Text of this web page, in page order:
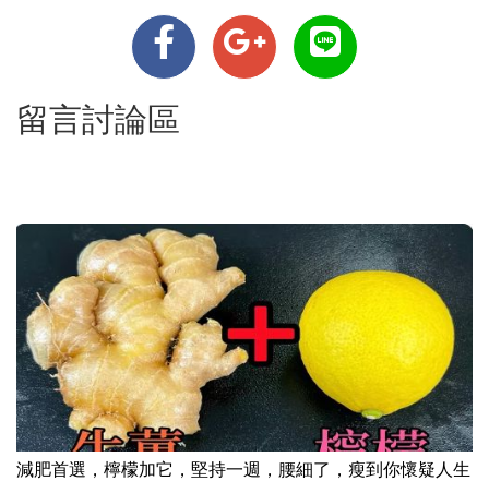
留言討論區
減肥首選，檸檬加它，堅持一週，腰細了，瘦到你懷疑人生